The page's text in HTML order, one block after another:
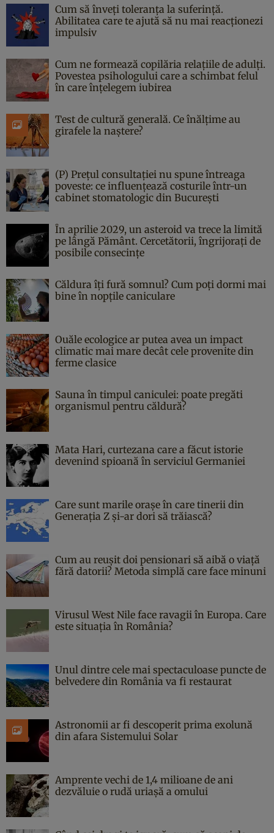
Cum să înveți toleranța la suferință.
Abilitatea care te ajută să nu mai reacționezi
impulsiv
Cum ne formează copilăria relațiile de adulți.
Povestea psihologului care a schimbat felul
în care înțelegem iubirea
Test de cultură generală. Ce înălțime au
girafele la naștere?
(P) Prețul consultației nu spune întreaga
poveste: ce influențează costurile într-un
cabinet stomatologic din București
În aprilie 2029, un asteroid va trece la limită
pe lângă Pământ. Cercetătorii, îngrijorați de
posibile consecințe
Căldura îți fură somnul? Cum poți dormi mai
bine în nopțile caniculare
Ouăle ecologice ar putea avea un impact
climatic mai mare decât cele provenite din
ferme clasice
Sauna în timpul caniculei: poate pregăti
organismul pentru căldură?
Mata Hari, curtezana care a făcut istorie
devenind spioană în serviciul Germaniei
Care sunt marile orașe în care tinerii din
Generația Z și-ar dori să trăiască?
Cum au reușit doi pensionari să aibă o viață
fără datorii? Metoda simplă care face minuni
Virusul West Nile face ravagii în Europa. Care
este situația în România?
Unul dintre cele mai spectaculoase puncte de
belvedere din România va fi restaurat
Astronomii ar fi descoperit prima exolună
din afara Sistemului Solar
Amprente vechi de 1,4 milioane de ani
dezvăluie o rudă uriașă a omului